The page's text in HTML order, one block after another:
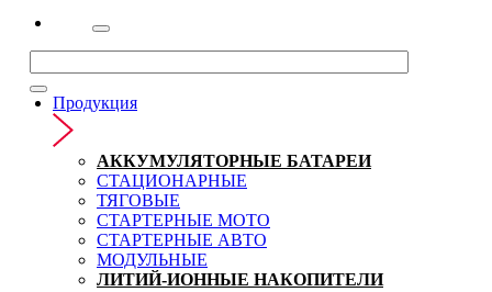
Продукция
АККУМУЛЯТОРНЫЕ БАТАРЕИ
СТАЦИОНАРНЫЕ
ТЯГОВЫЕ
СТАРТЕРНЫЕ МОТО
СТАРТЕРНЫЕ АВТО
МОДУЛЬНЫЕ
ЛИТИЙ-ИОННЫЕ НАКОПИТЕЛИ